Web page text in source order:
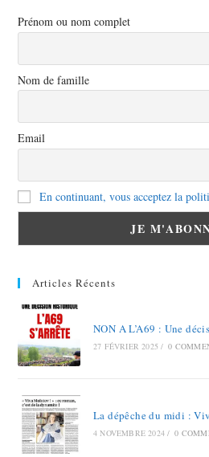
Prénom ou nom complet
Nom de famille
Email
En continuant, vous acceptez la
Articles Récents
NON A L’A69 : Une
27 FÉVRIER 2025 / 0
La dépêche du midi :
4 NOVEMBRE 2024 / 0